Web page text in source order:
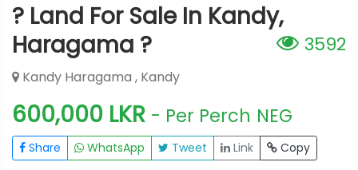
?️ Land For Sale In Kandy,
Haragama ?
3592
Kandy Haragama , Kandy
600,000 LKR - Per Perch NEG
Share WhatsApp Tweet Link Copy